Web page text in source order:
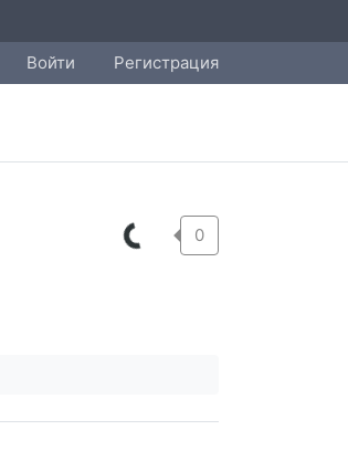
Войти Регистрация
0